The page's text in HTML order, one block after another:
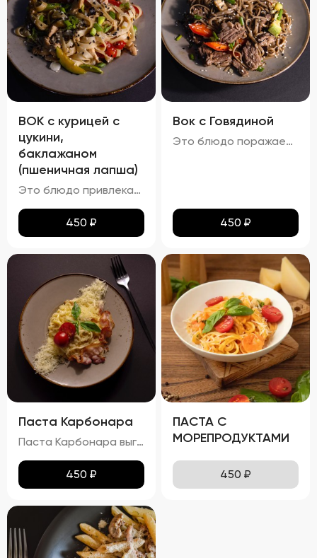
ВОК с курицей с
цукини,
баклажаном
(пшеничная лапша)
Это блюдо привлекает внимание ярким и аппетитным видом, где разноцветные овощи и кусочки курицы создают гармоничную композицию. Овощи сохраняют свою форму и естественный цвет, а курица равномерно обжарена до золотистой корочки. Болгарский перец, цукини и баклажаны добавляют блюду разнообразные текстуры и оттенки вкуса. Вкус вок с курицей насыщен и многогранен. Сладость болгарского перца плавно переходит в мягкость цукини и баклажана, а устричный и соевый соусы придают блюду пикантность и глубину. Аромат блюда пленяет нотками жареной курицы и свежих овощей, пробуждая аппетит. Консистенция блюда радует своим разнообразием: курица нежная и сочная, овощи слегка хрустят, сохраняя свою структуру, а соус густой и обволакивающий, связывая все ингредиенты воедино.
450 ₽
Вок с Говядиной
Это блюдо поражает своими яркими красками и аппетитным видом. Говядина равномерно обжарена до золотистой корочки, а овощи сохраняют свою свежесть и привлекательность. Мягкая, но не переваренная лапша служит идеальной основой для сочетания всех ингредиентов. Кинза и кунжут добавляют завершающий штрих, делая блюдо еще более соблазнительным. Вкус вок с говядиной богат и сбалансирован. Мясо источает насыщенный аромат, болгарский перец привносит сладкие нотки, а устричный и соевый соусы добавляют пикантности. Свежий вкус кинзы подчеркивает гармонию всех компонентов. Аромат блюда завораживает, наполняя пространство нотками чеснока и жареного мяса. Консистенция блюда тоже радует: говядина нежная и сочная, овощи слегка хрустят, а лапша мягкая и эластичная. Цукини сохраняют свою форму и текстуру, добавляя блюду дополнительный объем и разнообразие.
450 ₽
Паста Карбонара
Паста Карбонара выглядит аппетитно, с глянцевыми макаронами, покрытыми сливочно-яичным соусом. Пармезан и базилик добавляют контраст и завершают внешний вид блюда, делая его еще более привлекательным. Вкус пасты Карбонара насыщен сливочными нотками, с оттенками копчёного вкуса грудинки и лёгкими нюансами чеснока и лука. Запах блюда богат и манящ, с ароматами чеснока, лука и пармезана. Консистенция пасты идеальна: макароны упругие (al dente), а соус густой и обволакивает каждую макаронину. Грудинка хрустящая снаружи и нежная внутри, что добавляет блюду особую текстурную сложность.
450 ₽
ПАСТА С
МОРЕПРОДУКТАМИ
450 ₽